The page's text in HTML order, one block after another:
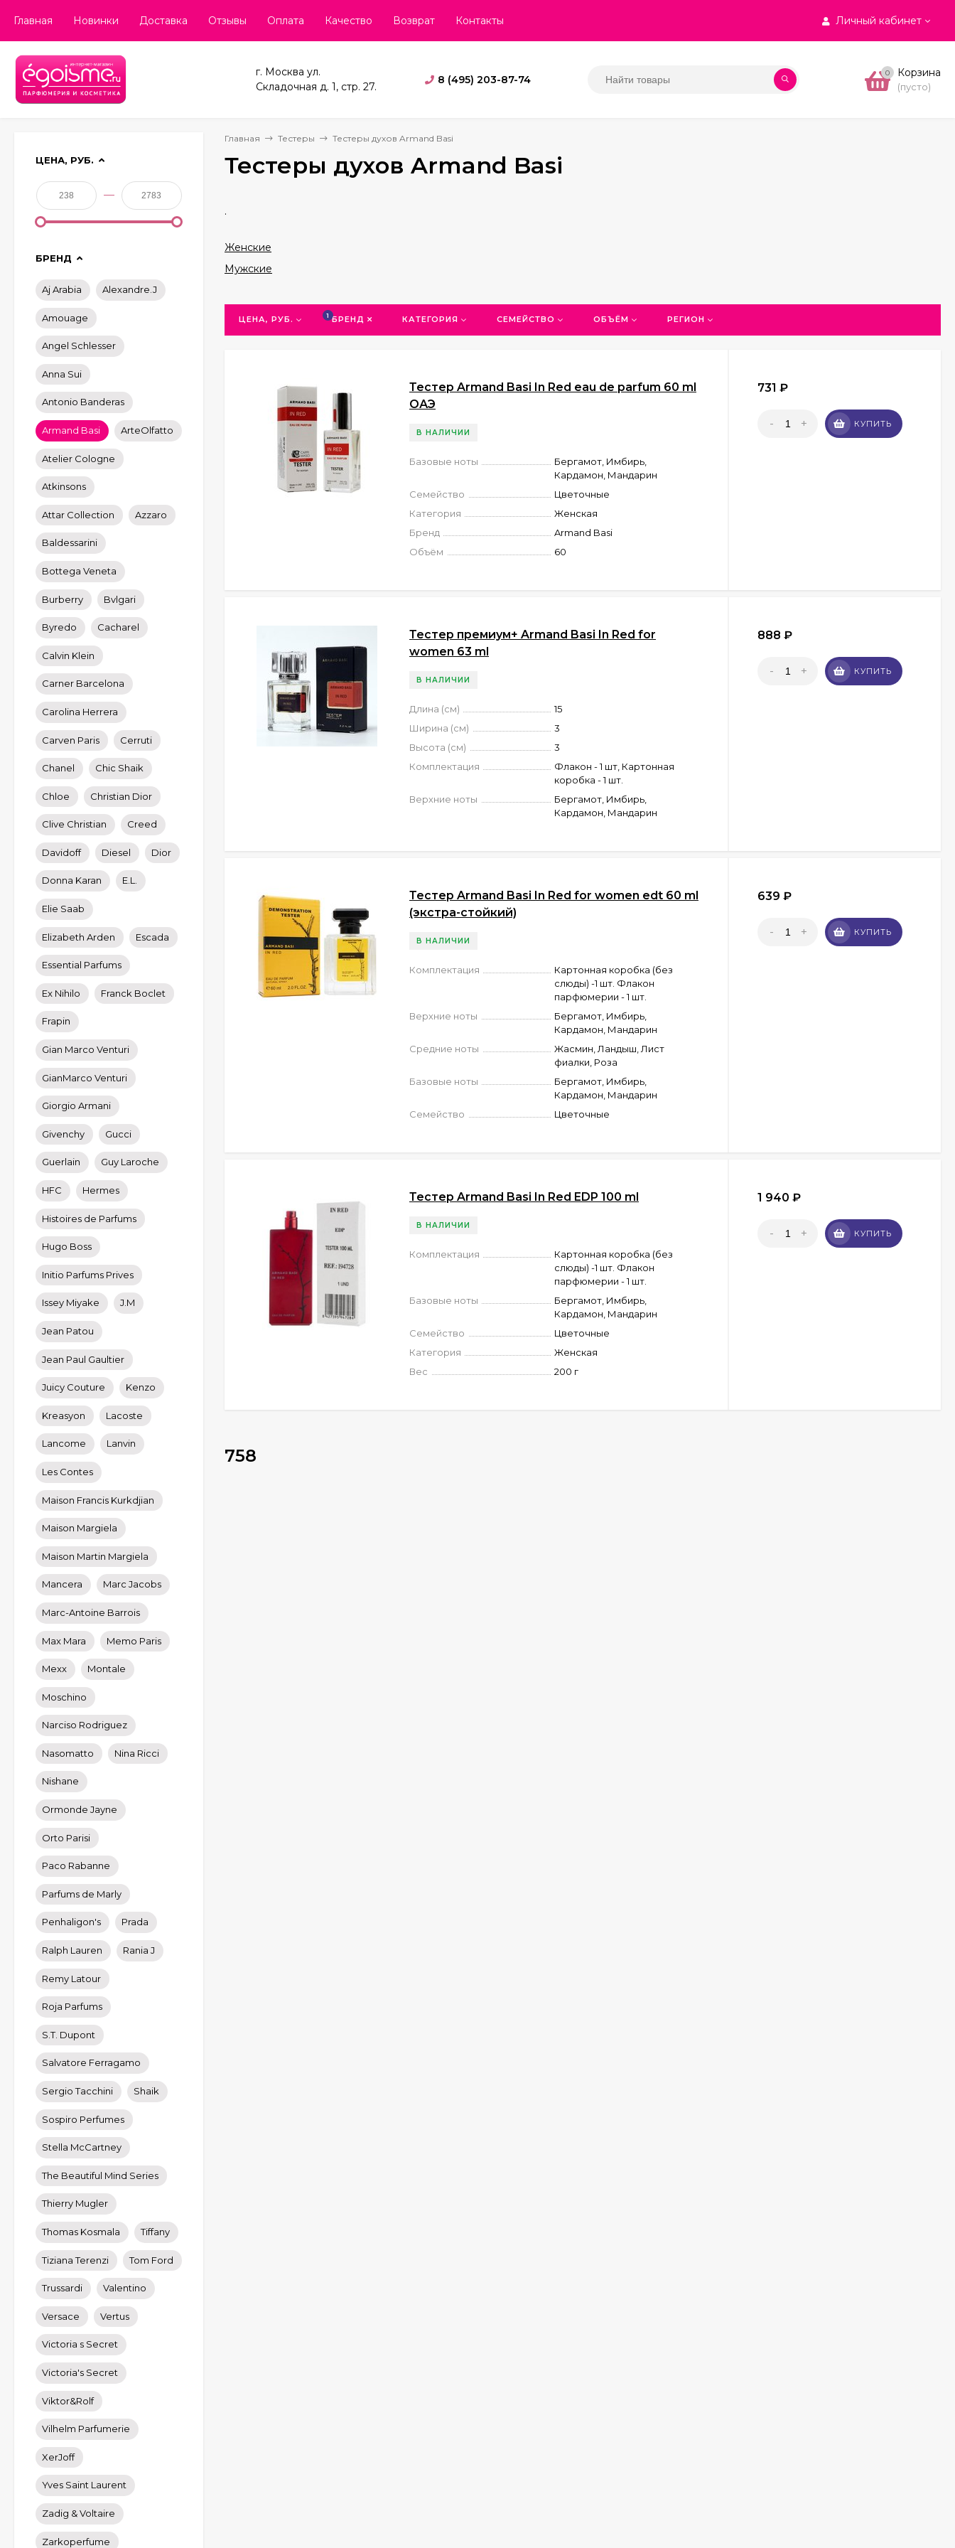
Личный кабинет
Главная Новинки Доставка Отзывы Оплата Качество Возврат Контакты
г. Москва ул.
Складочная д. 1, стр. 27.
8 (495) 203-87-74
0 Корзина
(пусто)
Главная Тестеры Тестеры духов Armand Basi
Тестеры духов Armand Basi
.
Женские
Мужские
ЦЕНА, РУБ. БРЕНД
1 КАТЕГОРИЯ СЕМЕЙСТВО ОБЪЁМ РЕГИОН
Тестер Armand Basi In Red eau de parfum 60 ml
ОАЭ
В НАЛИЧИИ
Базовые ноты
Бергамот, Имбирь,
Кардамон, Мандарин
Семейство
Цветочные
Категория
Женская
Бренд
Armand Basi
Объём
60
731 ₽
- + КУПИТЬ
Тестер премиум+ Armand Basi In Red for
women 63 ml
В НАЛИЧИИ
Длина (см)
15
Ширина (см)
3
Высота (см)
3
Комплектация
Флакон - 1 шт, Картонная
коробка - 1 шт.
Верхние ноты
Бергамот, Имбирь,
Кардамон, Мандарин
888 ₽
- + КУПИТЬ
Тестер Armand Basi In Red for women edt 60 ml
(экстра-стойкий)
В НАЛИЧИИ
Комплектация
Картонная коробка (без
слюды) -1 шт. Флакон
парфюмерии - 1 шт.
Верхние ноты
Бергамот, Имбирь,
Кардамон, Мандарин
Средние ноты
Жасмин, Ландыш, Лист
фиалки, Роза
Базовые ноты
Бергамот, Имбирь,
Кардамон, Мандарин
Семейство
Цветочные
639 ₽
- + КУПИТЬ
Тестер Armand Basi In Red EDP 100 ml
В НАЛИЧИИ
Комплектация
Картонная коробка (без
слюды) -1 шт. Флакон
парфюмерии - 1 шт.
Базовые ноты
Бергамот, Имбирь,
Кардамон, Мандарин
Семейство
Цветочные
Категория
Женская
Вес
200 г
1 940 ₽
- + КУПИТЬ
758
ЦЕНА, РУБ.
—
БРЕНД
Aj Arabia Alexandre.J
Amouage
Angel Schlesser
Anna Sui
Antonio Banderas
Armand Basi ArteOlfatto
Atelier Cologne
Atkinsons
Attar Collection Azzaro
Baldessarini
Bottega Veneta
Burberry Bvlgari
Byredo Cacharel
Calvin Klein
Carner Barcelona
Carolina Herrera
Carven Paris Cerruti
Chanel Chic Shaik
Chloe Christian Dior
Clive Christian Creed
Davidoff Diesel Dior
Donna Karan E.L.
Elie Saab
Elizabeth Arden Escada
Essential Parfums
Ex Nihilo Franck Boclet
Frapin
Gian Marco Venturi
GianMarco Venturi
Giorgio Armani
Givenchy Gucci
Guerlain Guy Laroche
HFC Hermes
Histoires de Parfums
Hugo Boss
Initio Parfums Prives
Issey Miyake J.M
Jean Patou
Jean Paul Gaultier
Juicy Couture Kenzo
Kreasyon Lacoste
Lancome Lanvin
Les Contes
Maison Francis Kurkdjian
Maison Margiela
Maison Martin Margiela
Mancera Marc Jacobs
Marc-Antoine Barrois
Max Mara Memo Paris
Mexx Montale
Moschino
Narciso Rodriguez
Nasomatto Nina Ricci
Nishane
Ormonde Jayne
Orto Parisi
Paco Rabanne
Parfums de Marly
Penhaligon's Prada
Ralph Lauren Rania J
Remy Latour
Roja Parfums
S.T. Dupont
Salvatore Ferragamo
Sergio Tacchini Shaik
Sospiro Perfumes
Stella McCartney
The Beautiful Mind Series
Thierry Mugler
Thomas Kosmala Tiffany
Tiziana Terenzi Tom Ford
Trussardi Valentino
Versace Vertus
Victoria s Secret
Victoria's Secret
Viktor&Rolf
Vilhelm Parfumerie
XerJoff
Yves Saint Laurent
Zadig & Voltaire
Zarkoperfume